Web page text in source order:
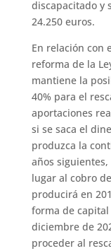
discapacitado y
24.250 euros.
En relación con
reforma de la
mantiene la
40% para el
aportaciones
si se saca el
produzca la
años
lugar al cobro
producirá en
forma de
diciembre de
proceder al